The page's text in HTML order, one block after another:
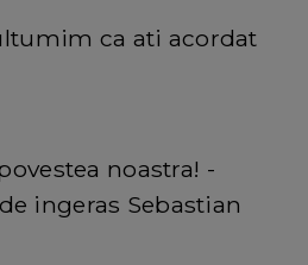
ca ati acordat
noastra! -
ingeras Sebastian